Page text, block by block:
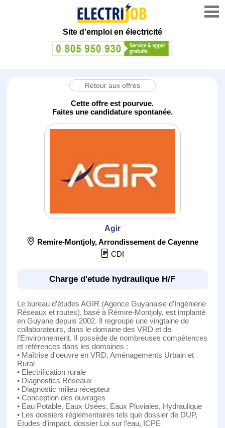
Site d'emploi en électricité
Retour aux offres
Cette offre est pourvue.
Faites une candidature spontanée.
Agir
Remire-Montjoly,Arrondissement de Cayenne
CDI
Charge d'etude hydraulique H/F
Le bureau d’études AGIR (Agence Guyanaise d'Ingénierie
Réseaux et routes), basé à Rémire-Montjoly, est implanté
en Guyane depuis 2002. Il regroupe une vingtaine de
collaborateurs, dans le domaine des VRD et de
l’Environnement. Il possède de nombreuses compétences
et références dans les domaines :
• Maîtrise d'oeuvre en VRD, Aménagements Urbain et
Rural
• Electrification rurale
• Diagnostics Réseaux
• Diagnostic milieu récepteur
• Conception des ouvrages
• Eau Potable, Eaux Usées, Eaux Pluviales, Hydraulique
• Les dossiers réglementaires tels que dossier de DUP,
Etudes d’impact, dossier Loi sur l’eau, ICPE